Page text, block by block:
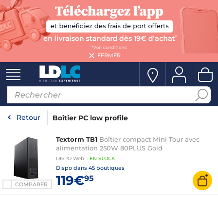
FERMER
Retour Boîtier PC low profile
COMPARER
Textorm TB1 Boîtier compact Mini Tour avec
alimentation 250W 80PLUS Gold
DISPO Web : EN STOCK
Dispo dans 45 boutiques
119€95